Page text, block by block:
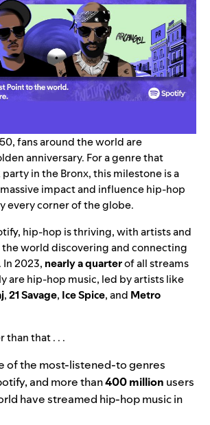
, fans around the world are
anniversary. For a genre that
in the Bronx, this milestone is a
impact and influence hip-hop
every corner of the globe.
hip-hop is thriving, with artists and
world discovering and connecting
2023, nearly a quarterof all streams
are hip-hop music, led by artists like
,21 Savage, Ice Spice, and Metro
than that . . .
of the most-listened-to genres
and more than400 million users
have streamed hip-hop music in